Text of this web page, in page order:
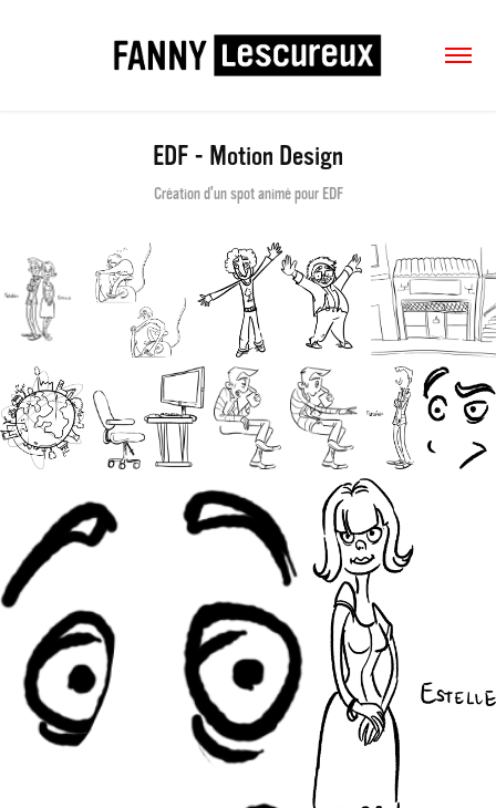
EDF - Motion Design
Création d'un spot animé pour EDF